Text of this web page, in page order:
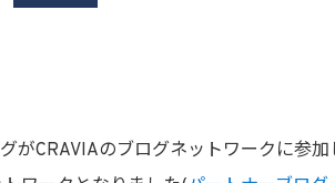
がCRAVIAのブログネットワークに参